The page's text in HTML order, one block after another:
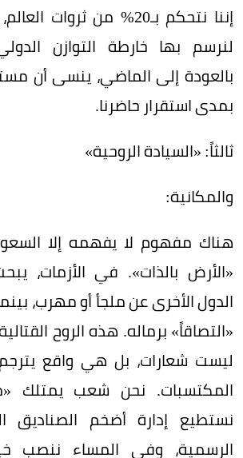
إننا نتحكم بـ20% من
لنرسم بها خارطة التوازن
بالعودة إلى الماضي، ينسى أن
بمدى استقرار حاضرنا.
ثالثاً: «السيادة الروحية»
والمكانية:
هناك مفهوم لا يفهمه إلا
«الأرض بالذات». في الأزمات،
الدول الأخرى عن ملجأ أو مهرب،
«التصاقاً» برماله. هذه الروح
ليست شعارات، بل هي واقع
المكتسبات. نحن شعب يمتلك
نستطيع إدارة أضخم الصناديق
الرسمية، وفي المساء ننصب